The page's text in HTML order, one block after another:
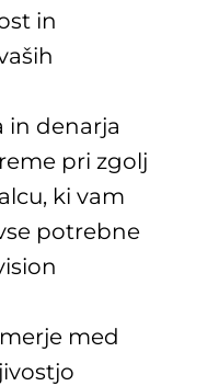
in
in denarja
pri zgolj
ki vam
potrebne
med